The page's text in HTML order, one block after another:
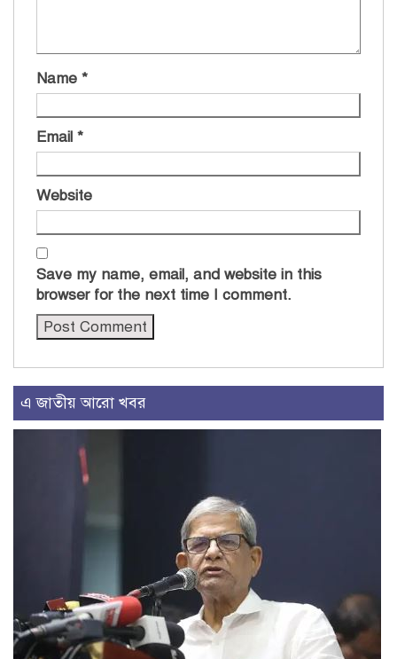
Name *
Email *
Website
Save my name, email, and website in this
browser for the next time I comment.
এ জাতীয় আরো খবর